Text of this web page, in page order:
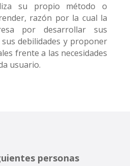
su propio método o
razón por la cual la
por desarrollar sus
debilidades y proponer
frente a las necesidades
usuario.
personas